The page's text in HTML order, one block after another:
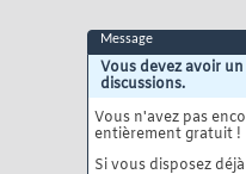
Message
Vous devez avoir
discussions.
Vous n'avez pas
entièrement gratuit !
Si vous disposez